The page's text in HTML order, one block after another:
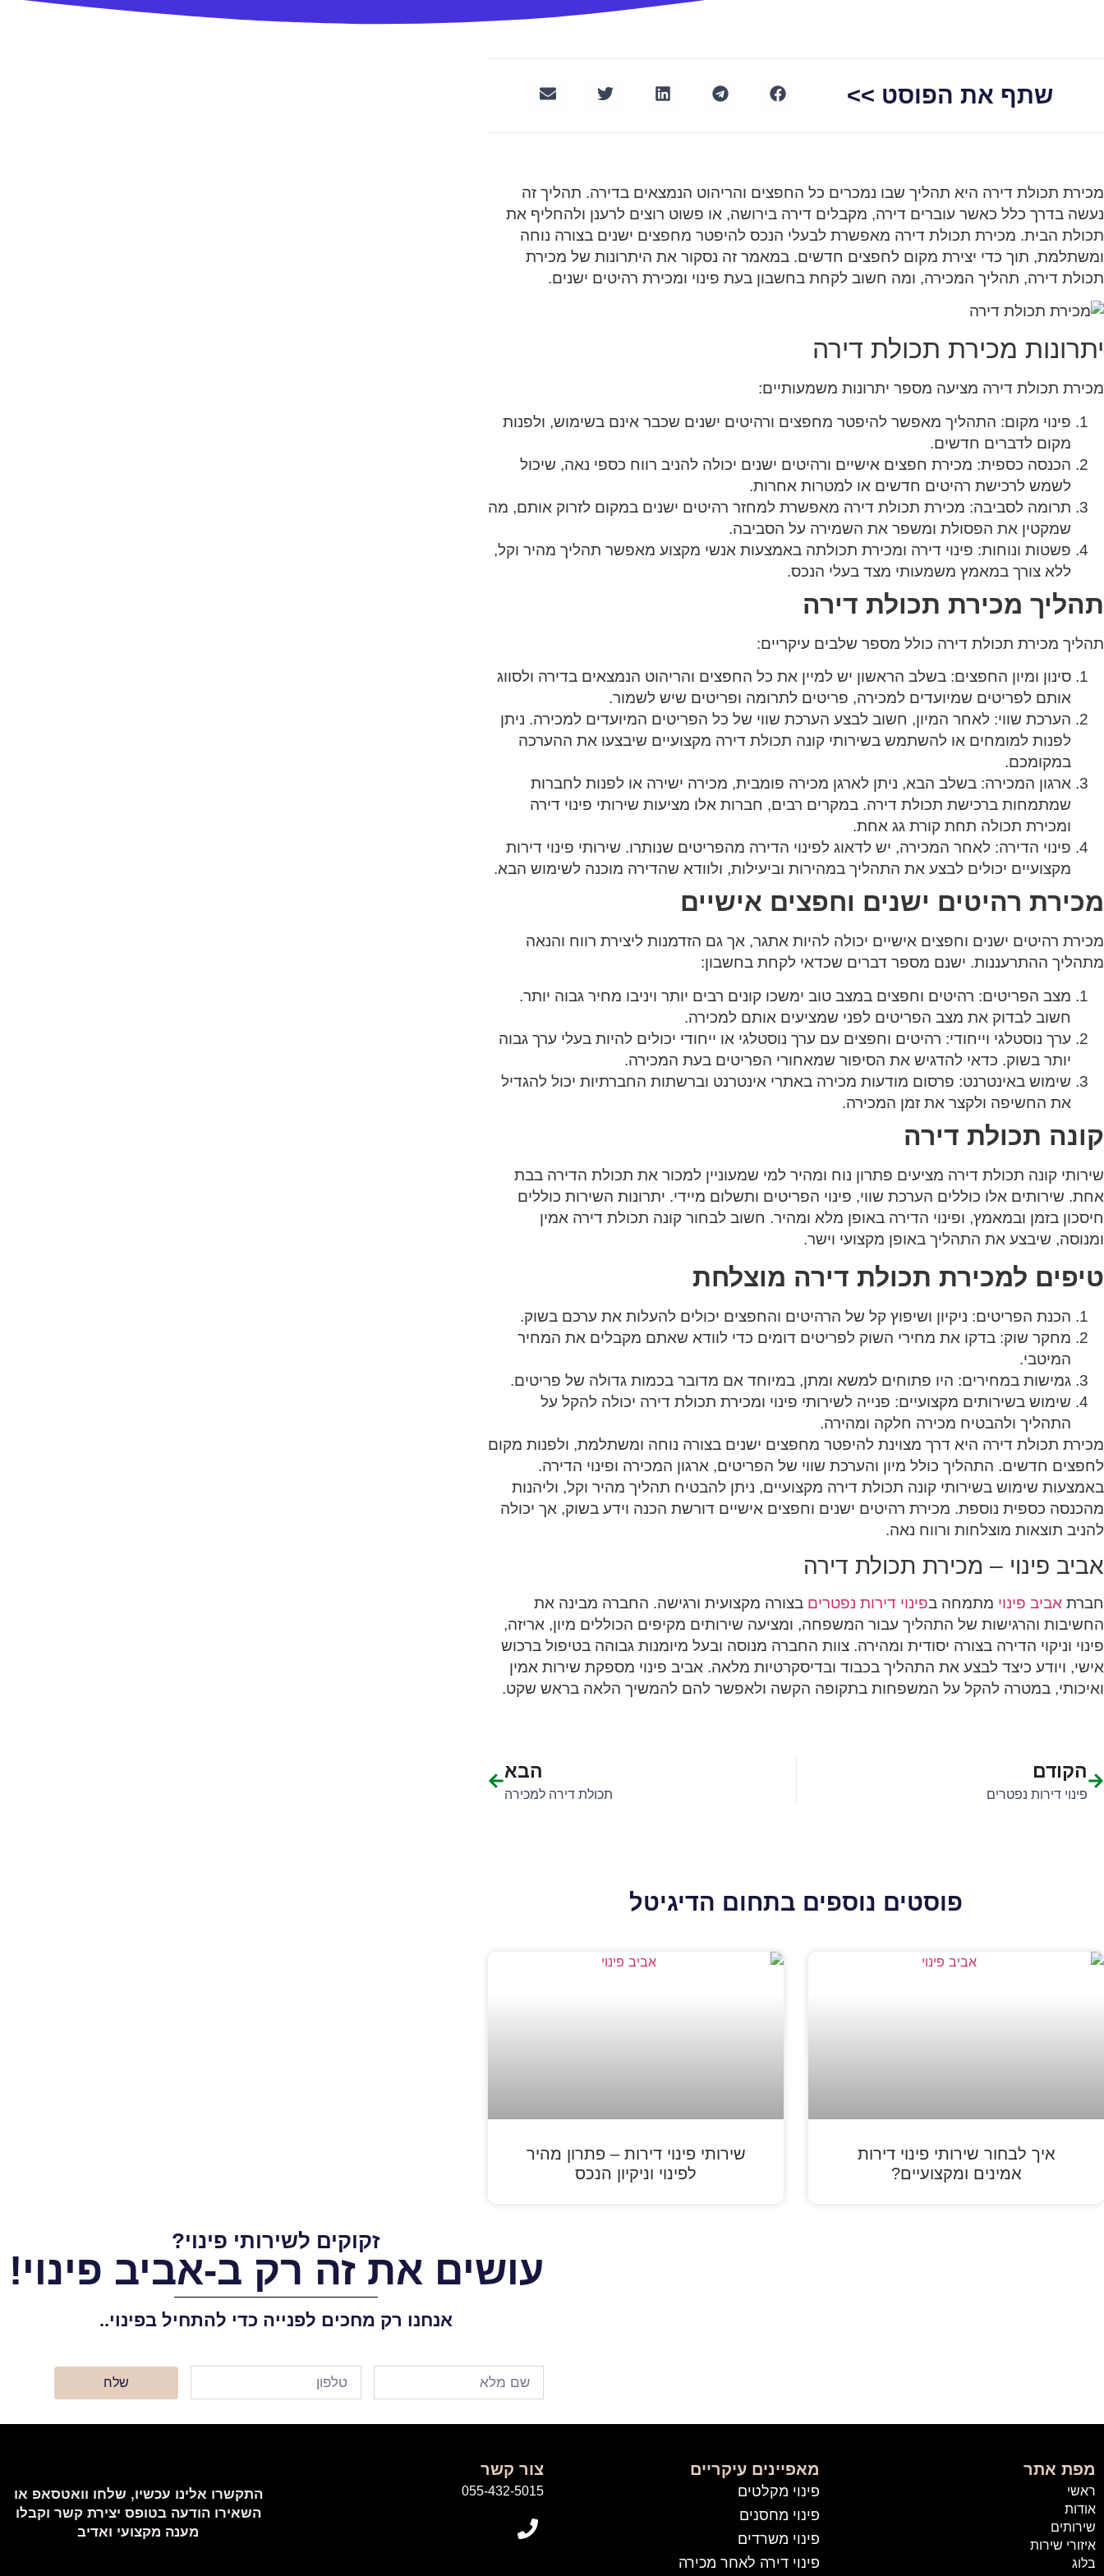
שתף את הפוסט >>
מכירת תכולת דירה היא תהליך שבו נמכרים כל החפצים והריהוט הנמצאים בדירה. תהליך זה
נעשה בדרך כלל כאשר עוברים דירה, מקבלים דירה בירושה, או פשוט רוצים לרענן ולהחליף את
תכולת הבית. מכירת תכולת דירה מאפשרת לבעלי הנכס להיפטר מחפצים ישנים בצורה נוחה
ומשתלמת, תוך כדי יצירת מקום לחפצים חדשים. במאמר זה נסקור את היתרונות של מכירת
תכולת דירה, תהליך המכירה, ומה חשוב לקחת בחשבון בעת פינוי ומכירת רהיטים ישנים.
יתרונות מכירת תכולת דירה
מכירת תכולת דירה מציעה מספר יתרונות משמעותיים:
פינוי מקום: התהליך מאפשר להיפטר מחפצים ורהיטים ישנים שכבר אינם בשימוש, ולפנות
מקום לדברים חדשים.
הכנסה כספית: מכירת חפצים אישיים ורהיטים ישנים יכולה להניב רווח כספי נאה, שיכול
לשמש לרכישת רהיטים חדשים או למטרות אחרות.
תרומה לסביבה: מכירת תכולת דירה מאפשרת למחזר רהיטים ישנים במקום לזרוק אותם, מה
שמקטין את הפסולת ומשפר את השמירה על הסביבה.
פשטות ונוחות: פינוי דירה ומכירת תכולתה באמצעות אנשי מקצוע מאפשר תהליך מהיר וקל,
ללא צורך במאמץ משמעותי מצד בעלי הנכס.
תהליך מכירת תכולת דירה
תהליך מכירת תכולת דירה כולל מספר שלבים עיקריים:
סינון ומיון החפצים: בשלב הראשון יש למיין את כל החפצים והריהוט הנמצאים בדירה ולסווג
אותם לפריטים שמיועדים למכירה, פריטים לתרומה ופריטים שיש לשמור.
הערכת שווי: לאחר המיון, חשוב לבצע הערכת שווי של כל הפריטים המיועדים למכירה. ניתן
לפנות למומחים או להשתמש בשירותי קונה תכולת דירה מקצועיים שיבצעו את ההערכה
במקומכם.
ארגון המכירה: בשלב הבא, ניתן לארגן מכירה פומבית, מכירה ישירה או לפנות לחברות
שמתמחות ברכישת תכולת דירה. במקרים רבים, חברות אלו מציעות שירותי פינוי דירה
ומכירת תכולה תחת קורת גג אחת.
פינוי הדירה: לאחר המכירה, יש לדאוג לפינוי הדירה מהפריטים שנותרו. שירותי פינוי דירות
מקצועיים יכולים לבצע את התהליך במהירות וביעילות, ולוודא שהדירה מוכנה לשימוש הבא.
מכירת רהיטים ישנים וחפצים אישיים
מכירת רהיטים ישנים וחפצים אישיים יכולה להיות אתגר, אך גם הזדמנות ליצירת רווח והנאה
מתהליך ההתרעננות. ישנם מספר דברים שכדאי לקחת בחשבון:
מצב הפריטים: רהיטים וחפצים במצב טוב ימשכו קונים רבים יותר ויניבו מחיר גבוה יותר.
חשוב לבדוק את מצב הפריטים לפני שמציעים אותם למכירה.
ערך נוסטלגי וייחודי: רהיטים וחפצים עם ערך נוסטלגי או ייחודי יכולים להיות בעלי ערך גבוה
יותר בשוק. כדאי להדגיש את הסיפור שמאחורי הפריטים בעת המכירה.
שימוש באינטרנט: פרסום מודעות מכירה באתרי אינטרנט וברשתות החברתיות יכול להגדיל
את החשיפה ולקצר את זמן המכירה.
קונה תכולת דירה
שירותי קונה תכולת דירה מציעים פתרון נוח ומהיר למי שמעוניין למכור את תכולת הדירה בבת
אחת. שירותים אלו כוללים הערכת שווי, פינוי הפריטים ותשלום מיידי. יתרונות השירות כוללים
חיסכון בזמן ובמאמץ, ופינוי הדירה באופן מלא ומהיר. חשוב לבחור קונה תכולת דירה אמין
ומנוסה, שיבצע את התהליך באופן מקצועי וישר.
טיפים למכירת תכולת דירה מוצלחת
הכנת הפריטים: ניקיון ושיפוץ קל של הרהיטים והחפצים יכולים להעלות את ערכם בשוק.
מחקר שוק: בדקו את מחירי השוק לפריטים דומים כדי לוודא שאתם מקבלים את המחיר
המיטבי.
גמישות במחירים: היו פתוחים למשא ומתן, במיוחד אם מדובר בכמות גדולה של פריטים.
שימוש בשירותים מקצועיים: פנייה לשירותי פינוי ומכירת תכולת דירה יכולה להקל על
התהליך ולהבטיח מכירה חלקה ומהירה.
מכירת תכולת דירה היא דרך מצוינת להיפטר מחפצים ישנים בצורה נוחה ומשתלמת, ולפנות מקום
לחפצים חדשים. התהליך כולל מיון והערכת שווי של הפריטים, ארגון המכירה ופינוי הדירה.
באמצעות שימוש בשירותי קונה תכולת דירה מקצועיים, ניתן להבטיח תהליך מהיר וקל, וליהנות
מהכנסה כספית נוספת. מכירת רהיטים ישנים וחפצים אישיים דורשת הכנה וידע בשוק, אך יכולה
להניב תוצאות מוצלחות ורווח נאה.
אביב פינוי – מכירת תכולת דירה
חברת אביב פינוי מתמחה בפינוי דירות נפטרים בצורה מקצועית ורגישה. החברה מבינה את
החשיבות והרגישות של התהליך עבור המשפחה, ומציעה שירותים מקיפים הכוללים מיון, אריזה,
פינוי וניקוי הדירה בצורה יסודית ומהירה. צוות החברה מנוסה ובעל מיומנות גבוהה בטיפול ברכוש
אישי, ויודע כיצד לבצע את התהליך בכבוד ובדיסקרטיות מלאה. אביב פינוי מספקת שירות אמין
ואיכותי, במטרה להקל על המשפחות בתקופה הקשה ולאפשר להם להמשיך הלאה בראש שקט.
הקודם
פינוי דירות נפטרים
הבא
תכולת דירה למכירה
פוסטים נוספים בתחום הדיגיטל
איך לבחור שירותי פינוי דירות
אמינים ומקצועיים?
שירותי פינוי דירות – פתרון מהיר
לפינוי וניקיון הנכס
זקוקים לשירותי פינוי?
עושים את זה רק ב-אביב פינוי!
אנחנו רק מחכים לפנייה כדי להתחיל בפינוי..
שלח
מפת אתר
ראשי
אודות
שירותים
איזורי שירות
בלוג
מאפיינים עיקריים
פינוי מקלטים
פינוי מחסנים
פינוי משרדים
פינוי דירה לאחר מכירה
צור קשר
055-432-5015
התקשרו אלינו עכשיו, שלחו וואטסאפ או
השאירו הודעה בטופס יצירת קשר וקבלו
מענה מקצועי ואדיב